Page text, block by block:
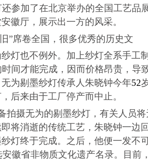
参加了在北京举办的全国工艺品
徽厅，展示出一方的风采。
”席卷全国，很多优秀的历史文
灯也不例外。加上纱灯全系手工
间才能完成，因而价格昂贵，导
为剔墨纱灯传承人朱晓钟今年52
后来由于工厂停产而中止。
拍摄无为的剔墨纱灯，有关人员
将消逝的传统工艺，朱晓钟一边
灯终于完成。之后，他便一发不
徽省非物质文化遗产名录。目前